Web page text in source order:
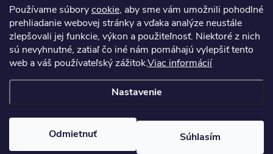
Používame súborycookie, aby sme vám umožnili pohodlné
prehliadanie webovej stránky a vďaka analýze neustále
zlepšovali jej funkcie, výkon a použiteľnosť. Niektoré z nich
sú nevyhnutné, zatiaľ čo iné nám pomáhajú vylepšiť tento
web a váš používateľský zážitok.Viac informácií
Nastavenie
Odmietnuť Súhlasím
Prijímame online platby
cookies